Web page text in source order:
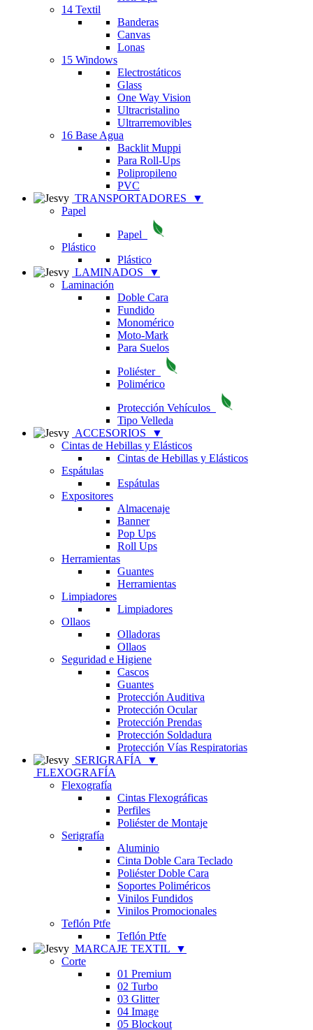
14 Textil
Banderas
Canvas
Lonas
15 Windows
Electrostáticos
Glass
One Way Vision
Ultracristalino
Ultrarremovibles
16 Base Agua
Backlit Muppi
Para Roll-Ups
Polipropileno
PVC
TRANSPORTADORES
▼
Papel
Papel
Plástico
Plástico
LAMINADOS
▼
Laminación
Doble Cara
Fundido
Monomérico
Moto-Mark
Para Suelos
Poliéster
Polimérico
Protección Vehículos
Tipo Velleda
ACCESORIOS
▼
Cintas de Hebillas y Elásticos
Cintas de Hebillas y Elásticos
Espátulas
Espátulas
Expositores
Almacenaje
Banner
Pop Ups
Roll Ups
Herramientas
Guantes
Herramientas
Limpiadores
Limpiadores
Ollaos
Olladoras
Ollaos
Seguridad e Higiene
Cascos
Guantes
Protección Auditiva
Protección Ocular
Protección Prendas
Protección Soldadura
Protección Vías Respiratorias
SERIGRAFÍA
▼
FLEXOGRAFÍA
Flexografía
Cintas Flexográficas
Perfiles
Poliéster de Montaje
Serigrafía
Aluminio
Cinta Doble Cara Teclado
Poliéster Doble Cara
Soportes Poliméricos
Vinilos Fundidos
Vinilos Promocionales
Teflón Ptfe
Teflón Ptfe
MARCAJE TEXTIL
▼
Corte
01 Premium
02 Turbo
03 Glitter
04 Image
05 Blockout